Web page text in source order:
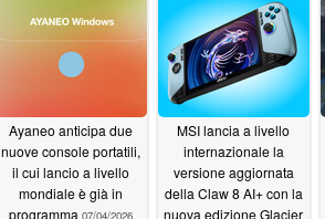
Ayaneo anticipa due
nuove console portatili,
il cui lancio a livello
mondiale è già in
programma
MSI lancia a livello
internazionale la
versione aggiornata
della Claw 8 AI+ con la
nuova edizione Glacier